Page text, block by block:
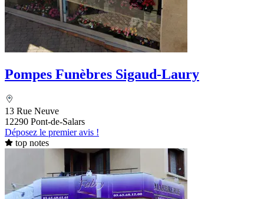
Pompes Funèbres Sigaud-Laury
13 Rue Neuve
12290 Pont-de-Salars
Déposez le premier avis !
top notes